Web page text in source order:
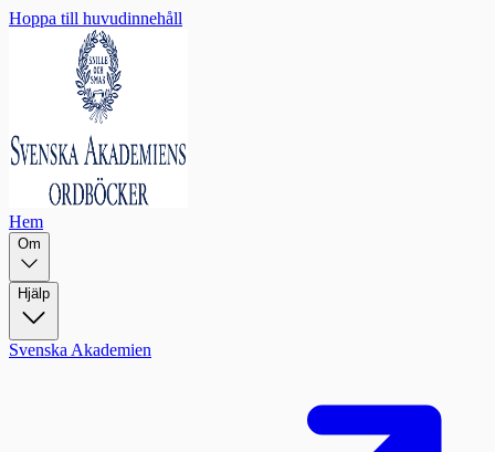
Hoppa till huvudinnehåll
Hem
Om
Hjälp
Svenska Akademien